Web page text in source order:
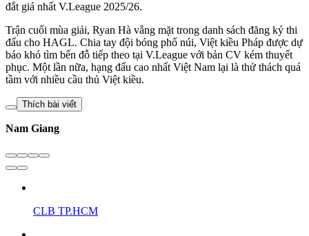
đắt giá nhất V.League 2025/26.
Trận cuối mùa giải, Ryan Hà vắng mặt trong danh sách đăng ký thi
đấu cho HAGL. Chia tay đội bóng phố núi, Việt kiều Pháp được dự
báo khó tìm bến đỗ tiếp theo tại V.League với bản CV kém thuyết
phục. Một lần nữa, hạng đấu cao nhất Việt Nam lại là thử thách quá
tầm với nhiều cầu thủ Việt kiều.
Thích bài viết
Nam Giang
CLB TP.HCM